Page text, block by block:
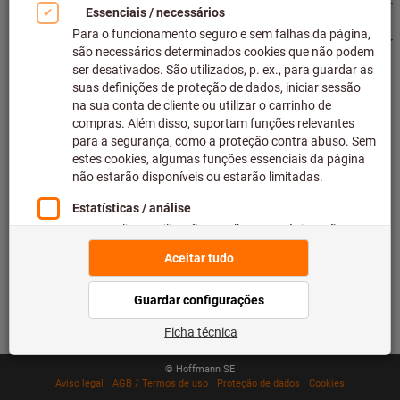
Estamos lá para si
500.000 artigos listados
Envio nacional em 48 horas
Capacidade máxima de entrega
© Hoffmann SE
Aviso legal
AGB / Termos de uso Proteção de dados Cookies